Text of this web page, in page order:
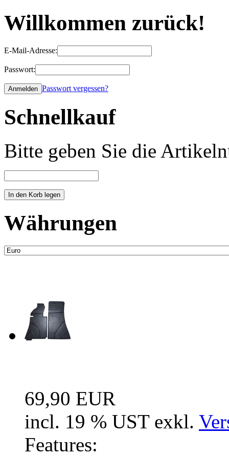
Willkommen zurück!
E-Mail-Adresse:
Passwort:
Passwort vergessen?
Schnellkauf
Bitte geben Sie die
Währungen
69,90 EUR
incl. 19 % UST exkl.
Features: